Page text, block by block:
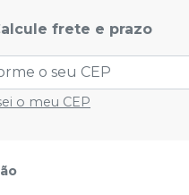
frete e prazo
o meu CEP